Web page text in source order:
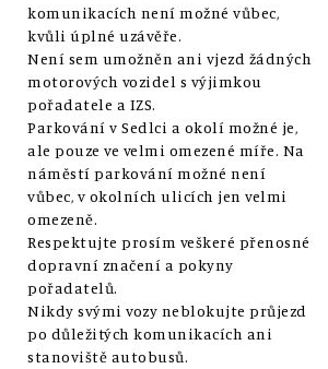
komunikacích není možné vůbec,
kvůli úplné uzávěře.
Není sem umožněn ani vjezd žádných
motorových vozidel s výjimkou
pořadatele a IZS.
Parkování v Sedlci a okolí možné je,
ale pouze ve velmi omezené míře. Na
náměstí parkování možné není
vůbec, v okolních ulicích jen velmi
omezeně.
Respektujte prosím veškeré přenosné
dopravní značení a pokyny
pořadatelů.
Nikdy svými vozy neblokujte průjezd
po důležitých komunikacích ani
stanoviště autobusů.